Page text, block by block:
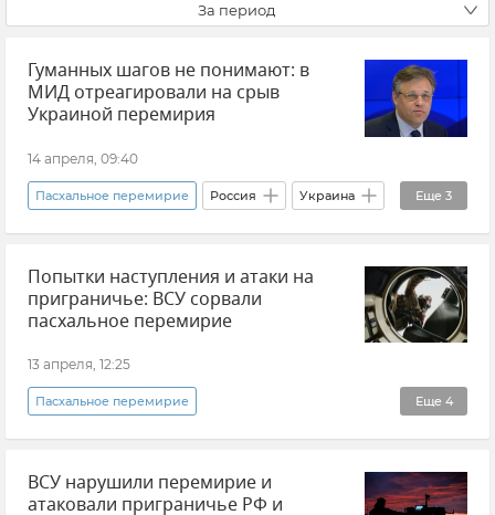
За период
Гуманных шагов не понимают: в
МИД отреагировали на срыв
Украиной перемирия
14 апреля, 09:40
Еще 3
Пасхальное перемирие Россия Украина
Новости СВО
Министерство иностранных дел РФ (МИД РФ)
Родион Мирошник
Попытки наступления и атаки на
приграничье: ВСУ сорвали
пасхальное перемирие
13 апреля, 12:25
Еще 4
Пасхальное перемирие
Министерство обороны РФ Новости СВО
ВСУ (Вооруженные силы Украины)
ВСУ нарушили перемирие и
атаковали приграничье РФ и